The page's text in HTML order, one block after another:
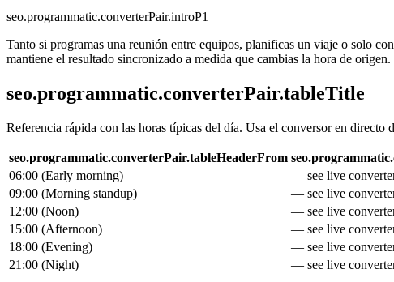
seo.programmatic.converterPair.introP1
Tanto si programas una reunión entre equipos, planificas un viaje o solo
mantiene el resultado sincronizado a medida que cambias la hora de origen.
seo.programmatic.converterPair.tableTitle
Referencia rápida con las horas típicas del día. Usa el conversor en directo
seo.programmatic.converterPair.tableHeaderFrom
06:00 (Early morning)
— see live
09:00 (Morning standup)
— see live
12:00 (Noon)
— see live
15:00 (Afternoon)
— see live
18:00 (Evening)
— see live
21:00 (Night) — see live